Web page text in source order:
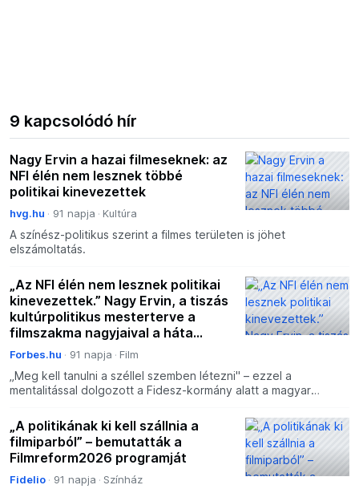
9 kapcsolódó hír
Nagy Ervin a hazai filmeseknek: az
NFI élén nem lesznek többé
politikai kinevezettek
hvg.hu 91 napja Kultúra
A színész-politikus szerint a filmes területen is jöhet
elszámoltatás.
„Az NFI élén nem lesznek politikai
kinevezettek.” Nagy Ervin, a tiszás
kultúrpolitikus mesterterve a
filmszakma nagyjaival a háta
mögött
Forbes.hu 91 napja Film
„Meg kell tanulni a széllel szemben létezni" – ezzel a
mentalitással dolgozott a Fidesz-kormány alatt a magyar
„A politikának ki kell szállnia a
filmiparból” – bemutatták a
Filmreform2026 programját
Fidelio 91 napja Színház